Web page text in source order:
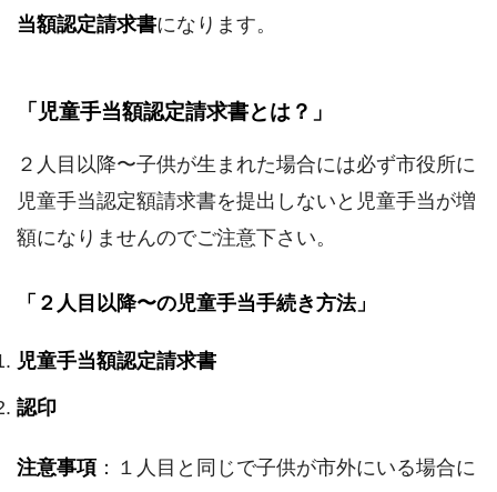
当額認定請求書になります。
「児童手当額認定請求書とは？」
２人目以降〜子供が生まれた場合には必ず市役所に
児童手当認定額請求書を提出しないと児童手当が増
額になりませんのでご注意下さい。
「２人目以降〜の児童手当手続き方法」
児童手当額認定請求書
認印
注意事項 ：１人目と同じで子供が市外にいる場合に